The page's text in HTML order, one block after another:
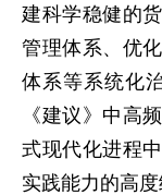
建科学稳健的
管理体系、优
体系等系统化
《建议》中高
式现代化进程
实践能力的高度